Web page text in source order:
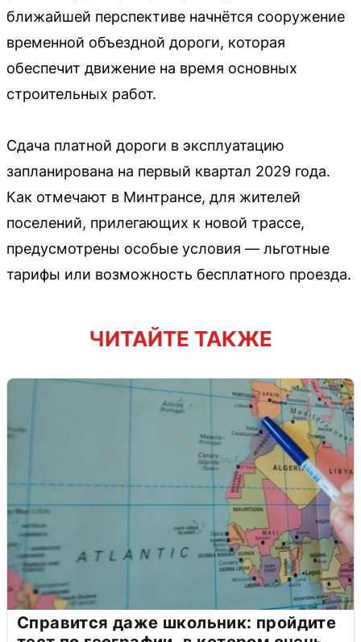
ближайшей перспективе начнётся сооружение
временной объездной дороги, которая
обеспечит движение на время основных
строительных работ.
Сдача платной дороги в эксплуатацию
запланирована на первый квартал 2029 года.
Как отмечают в Минтрансе, для жителей
поселений, прилегающих к новой трассе,
предусмотрены особые условия — льготные
тарифы или возможность бесплатного проезда.
ЧИТАЙТЕ ТАКЖЕ
Справится даже школьник: пройдите